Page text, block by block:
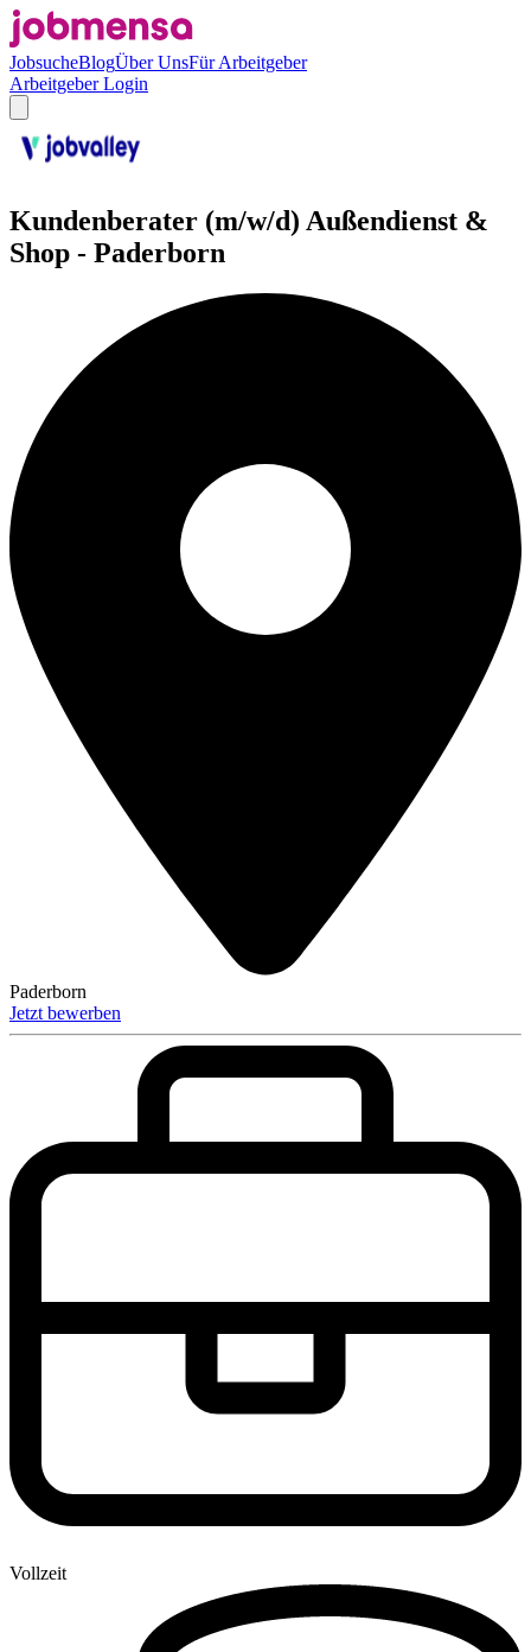
JobsucheBlogÜber UnsFür Arbeitgeber
Arbeitgeber Login
Kundenberater (m/w/d) Außendienst &
Shop - Paderborn
Paderborn
Jetzt bewerben
Vollzeit